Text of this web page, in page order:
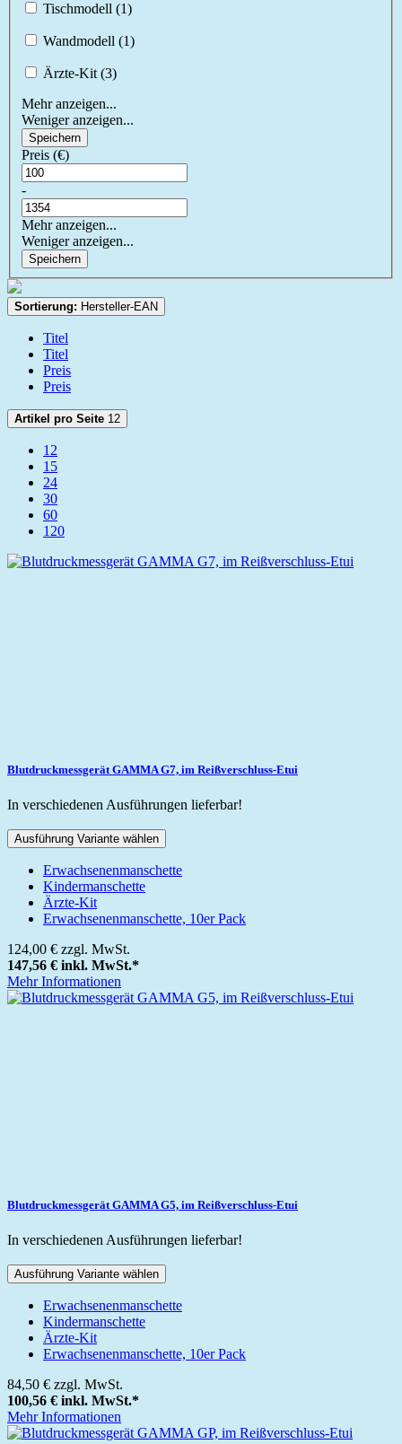
Tischmodell (1)
Wandmodell (1)
Ärzte-Kit (3)
Mehr anzeigen...
Weniger anzeigen...
Speichern
Preis (€)
-
Mehr anzeigen...
Weniger anzeigen...
Speichern
Sortierung: Hersteller-EAN
Titel
Titel
Preis
Preis
Artikel pro Seite 12
12
15
24
30
60
120
Blutdruckmessgerät GAMMA G7, im Reißverschluss-Etui
In verschiedenen Ausführungen lieferbar!
Ausführung Variante wählen
Erwachsenenmanschette
Kindermanschette
Ärzte-Kit
Erwachsenenmanschette, 10er Pack
124,00 € zzgl. MwSt.
147,56 € inkl. MwSt.*
Mehr Informationen
Blutdruckmessgerät GAMMA G5, im Reißverschluss-Etui
In verschiedenen Ausführungen lieferbar!
Ausführung Variante wählen
Erwachsenenmanschette
Kindermanschette
Ärzte-Kit
Erwachsenenmanschette, 10er Pack
84,50 € zzgl. MwSt.
100,56 € inkl. MwSt.*
Mehr Informationen